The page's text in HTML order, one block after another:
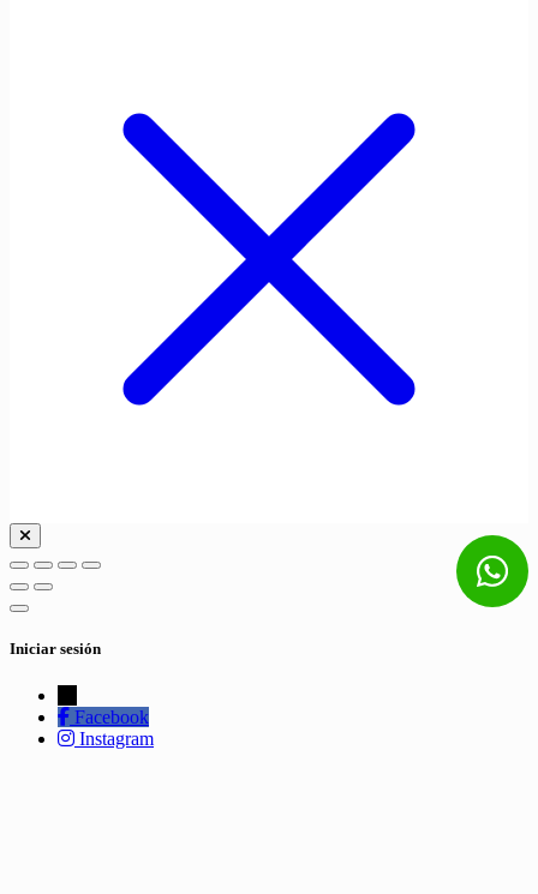
Iniciar sesión
Facebook
Instagram